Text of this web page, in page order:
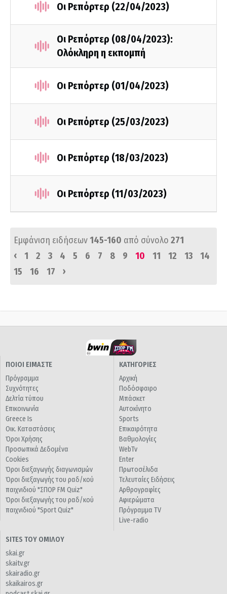
Οι Ρεπόρτερ (22/04/2023)
Οι Ρεπόρτερ (08/04/2023):
Ολόκληρη η εκπομπή
Οι Ρεπόρτερ (01/04/2023)
Οι Ρεπόρτερ (25/03/2023)
Οι Ρεπόρτερ (18/03/2023)
Οι Ρεπόρτερ (11/03/2023)
Εμφάνιση ειδήσεων145-160 από σύνολο 271
‹
1 2 3 4 5 6 7 8 9 10 11 12 13
14
15
16 17 ›
ΠΟΙΟΙ ΕΙΜΑΣΤΕ
Πρόγραμμα
Συχνότητες
Δελτία τύπου
Επικοινωνία
Greece Is
Οικ. Καταστάσεις
Όροι Χρήσης
Προσωπικά Δεδομένα
Cookies
Όροι διεξαγωγής διαγωνισμών
Όροι διεξαγωγής του ραδ/κού
παιχνιδιού "ΣΠΟΡ FM Quiz"
Όροι διεξαγωγής του ραδ/κού
παιχνιδιού "Sport Quiz"
ΚΑΤΗΓΟΡΙΕΣ
Αρχική
Ποδόσφαιρο
Μπάσκετ
Αυτοκίνητο
Sports
Επικαιρότητα
Βαθμολογίες
WebTv
Enter
Πρωτοσέλιδα
Τελευταίες Ειδήσεις
Αρθρογραφίες
Αφιερώματα
Πρόγραμμα TV
Live-radio
SITES ΤΟΥ ΟΜΙΛΟΥ
skai.gr
skaitv.gr
skairadio.gr
skaikairos.gr